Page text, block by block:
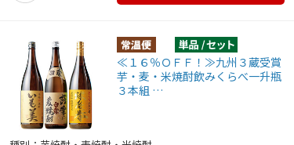
≪１６％ＯＦＦ！≫九州３蔵受賞
芋・麦・米焼酎飲みくらべ一升瓶
３本組 …